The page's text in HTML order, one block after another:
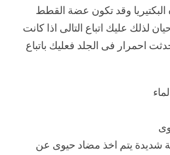
وقد تكون عضة القطط
لذلك عليك اتباع التالى اذا كانت
احمرار فى الجلد فعليك باتباع
شديدة يتم اخذ مضاد حيوى عن